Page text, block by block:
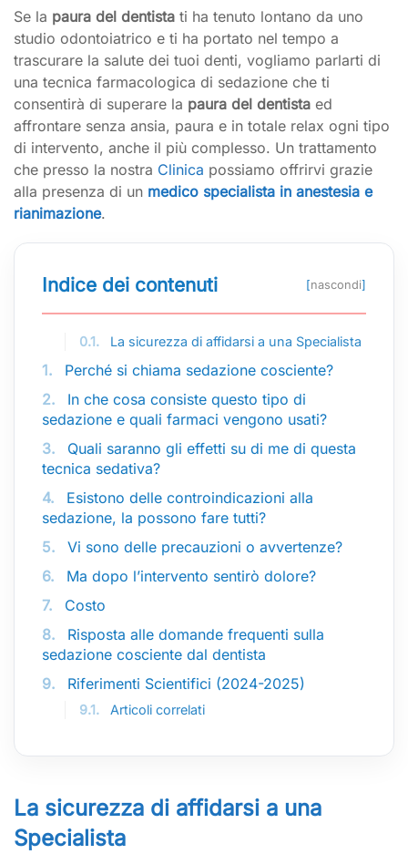
Se la paura del dentista ti ha tenuto lontano da uno
studio odontoiatrico e ti ha portato nel tempo a
trascurare la salute dei tuoi denti, vogliamo parlarti di
una tecnica farmacologica di sedazione che ti
consentirà di superare la paura del dentista ed
affrontare senza ansia, paura e in totale relax ogni tipo
di intervento, anche il più complesso. Un trattamento
che presso la nostra Clinica possiamo offrirvi grazie
alla presenza di un medico specialista in anestesia e
rianimazione.
Indice dei contenuti [nascondi]
0.1. La sicurezza di affidarsi a una Specialista
1.
Perché si chiama sedazione cosciente?
2.
In che cosa consiste questo tipo di
sedazione e quali farmaci vengono usati?
3.
Quali saranno gli effetti su di me di questa
tecnica sedativa?
4.
Esistono delle controindicazioni alla
sedazione, la possono fare tutti?
5.
Vi sono delle precauzioni o avvertenze?
6.
Ma dopo l’intervento sentirò dolore?
7.
Costo
8.
Risposta alle domande frequenti sulla
sedazione cosciente dal dentista
9.
Riferimenti Scientifici (2024-2025)
9.1. Articoli correlati
La sicurezza di affidarsi a una
Specialista